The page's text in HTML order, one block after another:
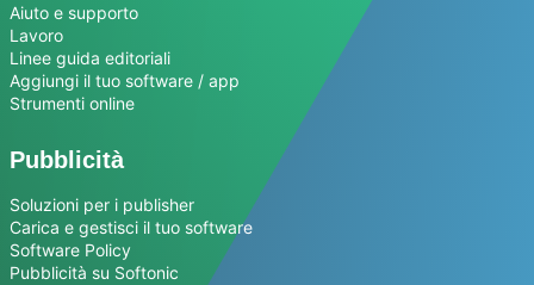
Aiuto e supporto
Lavoro
Linee guida editoriali
Aggiungi il tuo software / app
Strumenti online
Pubblicità
Soluzioni per i publisher
Carica e gestisci il tuo software
Software Policy
Pubblicità su Softonic